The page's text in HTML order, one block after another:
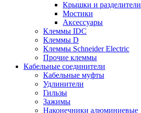
Крышки и разделители
Мостики
Аксессуары
Клеммы IDC
Клеммы D
Клеммы Schneider Electric
Прочие клеммы
Кабельные соединители
Кабельные муфты
Удлинители
Гильзы
Зажимы
Наконечники алюминиевые